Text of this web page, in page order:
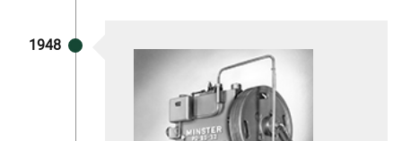
1948